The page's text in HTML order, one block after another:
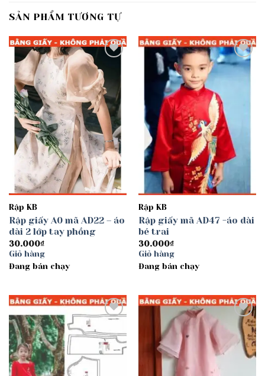
SẢN PHẨM TƯƠNG TỰ
Add to
wishlist
Rập KB
Rập giấy A0 mã AD22 – áo
dài 2 lớp tay phồng
30.000₫
Giỏ hàng
Đang bán chạy
Add to
wishlist
Rập KB
Rập giấy mã AD47 -áo dài
bé trai
30.000₫
Giỏ hàng
Đang bán chạy
wishlist
Add to
wishlist